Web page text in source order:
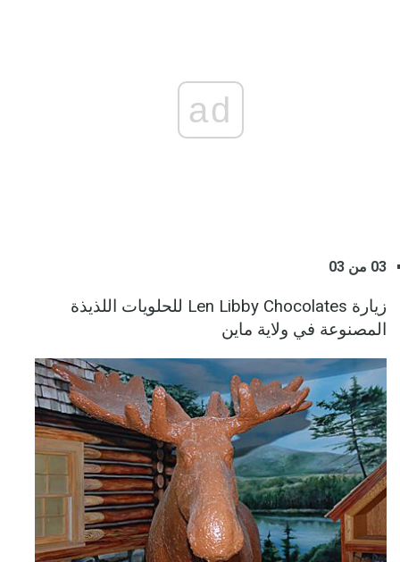
ad
03 من 03
زيارة Len Libby Chocolates للحلويات اللذيذة
المصنوعة في ولاية ماين